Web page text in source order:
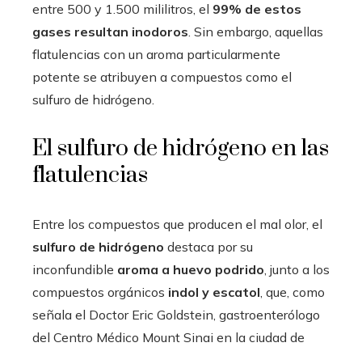
entre 500 y 1.500 mililitros, el 99% de estos
gases resultan inodoros. Sin embargo, aquellas
flatulencias con un aroma particularmente
potente se atribuyen a compuestos como el
sulfuro de hidrógeno.
El sulfuro de hidrógeno en las
flatulencias
Entre los compuestos que producen el mal olor, el
sulfuro de hidrógeno destaca por su
inconfundible aroma a huevo podrido, junto a los
compuestos orgánicos indol y escatol, que, como
señala el Doctor Eric Goldstein, gastroenterólogo
del Centro Médico Mount Sinai en la ciudad de